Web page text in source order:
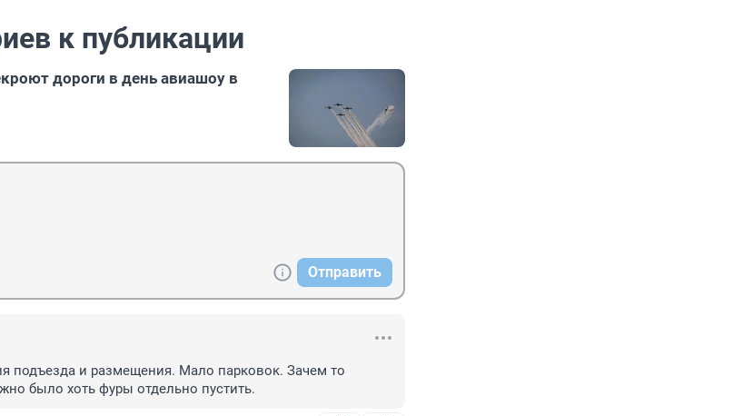
к публикации
дороги в день авиашоу в
Отправить
подъезда и размещения. Мало парковок. Зачем то
было хоть фуры отдельно пустить.